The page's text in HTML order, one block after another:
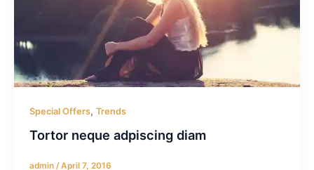
Special Offers, Trends
Tortor neque adpiscing diam
admin /April 7, 2016